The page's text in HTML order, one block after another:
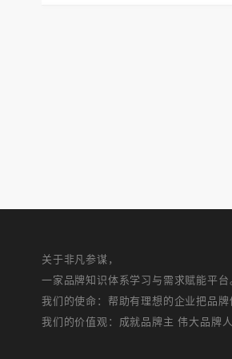
关于非凡参谋，
一家品牌知识体系学习与需求赋能平台
我们的使命：帮助有理想的企业把品牌
我们的价值观：成就品牌主 伟大品牌人